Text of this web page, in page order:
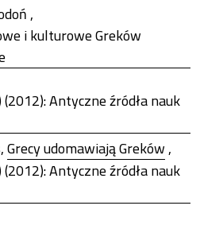
,
i kulturowe Greków
Antyczne źródła nauk
Grecy udomawiają Greków,
Antyczne źródła nauk